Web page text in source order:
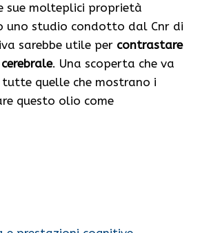
sue molteplici proprietà
uno studio condotto dal Cnr di
sarebbe utile per contrastare
. Una scoperta che va
quelle che mostrano i
questo olio come